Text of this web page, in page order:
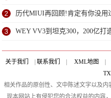
2 历代MIUI再回顾!肯定有你没用
3 WEY VV3到坦克300，200亿打
关于我们 联系我们 XML地图
相关作品的原创性、文中陈述文字以及
现本网站上有侵犯您的合法权益的内容